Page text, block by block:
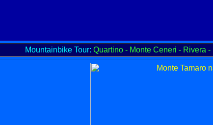
Mountainbike Tour: Quartino - Monte Ceneri - Rivera -